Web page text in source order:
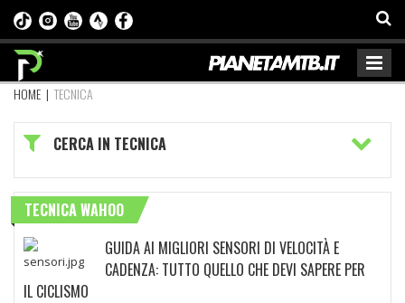
HOME | TECNICA
CERCA IN TECNICA
TECNICA WAHOO
GUIDA AI MIGLIORI SENSORI DI VELOCITÀ E
CADENZA: TUTTO QUELLO CHE DEVI SAPERE PER
IL CICLISMO